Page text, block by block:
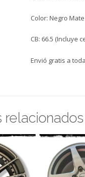
Color: Negro Mate
CB: 66.5 (Incluye
Envió gratis a
relacionados